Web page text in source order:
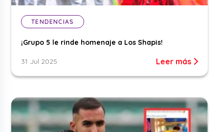
TENDENCIAS
¡Grupo 5 le rinde homenaje a Los Shapis!
31 Jul 2025 Leer más